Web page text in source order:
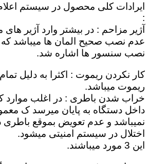
ایرادات کلی محصول در سیستم
:
آژیر مزاحم : در بیشتر وارد آژیر
عدم نصب صحیح المان ها میباشد که
نصب سنسور ها اشاره شد.
کار نکردن ریموت : اکثرا به دلیل
ریموت میباشد.
خراب شدن باطری : در اغلب موارد
نمیباشد و عدم تعویض بموقع
اختلال در سیستم امنیتی میشود.
این 3 مورد میباشند.